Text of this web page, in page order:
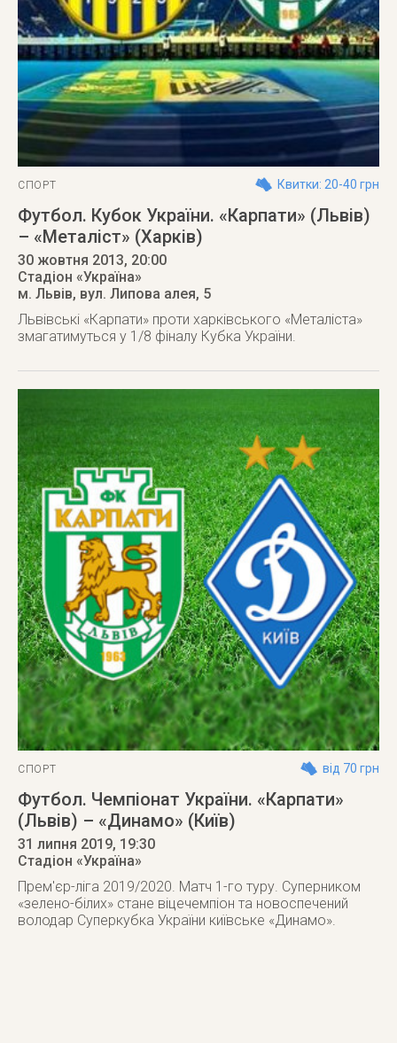
СПОРТ Квитки: 20-40 грн
Футбол. Кубок України. «Карпати» (Львів)
– «Металіст» (Харків)
30 жовтня 2013, 20:00
Стадіон «Україна»
м. Львів, вул. Липова алея, 5
Львівські «Карпати» проти харківського «Металіста»
змагатимуться у 1/8 фіналу Кубка України.
СПОРТ від 70 грн
Футбол. Чемпіонат України. «Карпати»
(Львів) – «Динамо» (Київ)
31 липня 2019, 19:30
Стадіон «Україна»
Прем'єр-ліга 2019/2020. Матч 1-го туру. Суперником
«зелено-білих» стане віцечемпіон та новоспечений
володар Суперкубка України київське «Динамо».